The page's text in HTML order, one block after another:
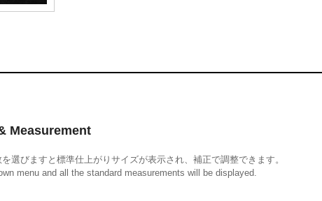
Measurement
選びますと標準仕上がりサイズが表示され、補正で調整できます。
menu and all the standard measurements will be displayed.